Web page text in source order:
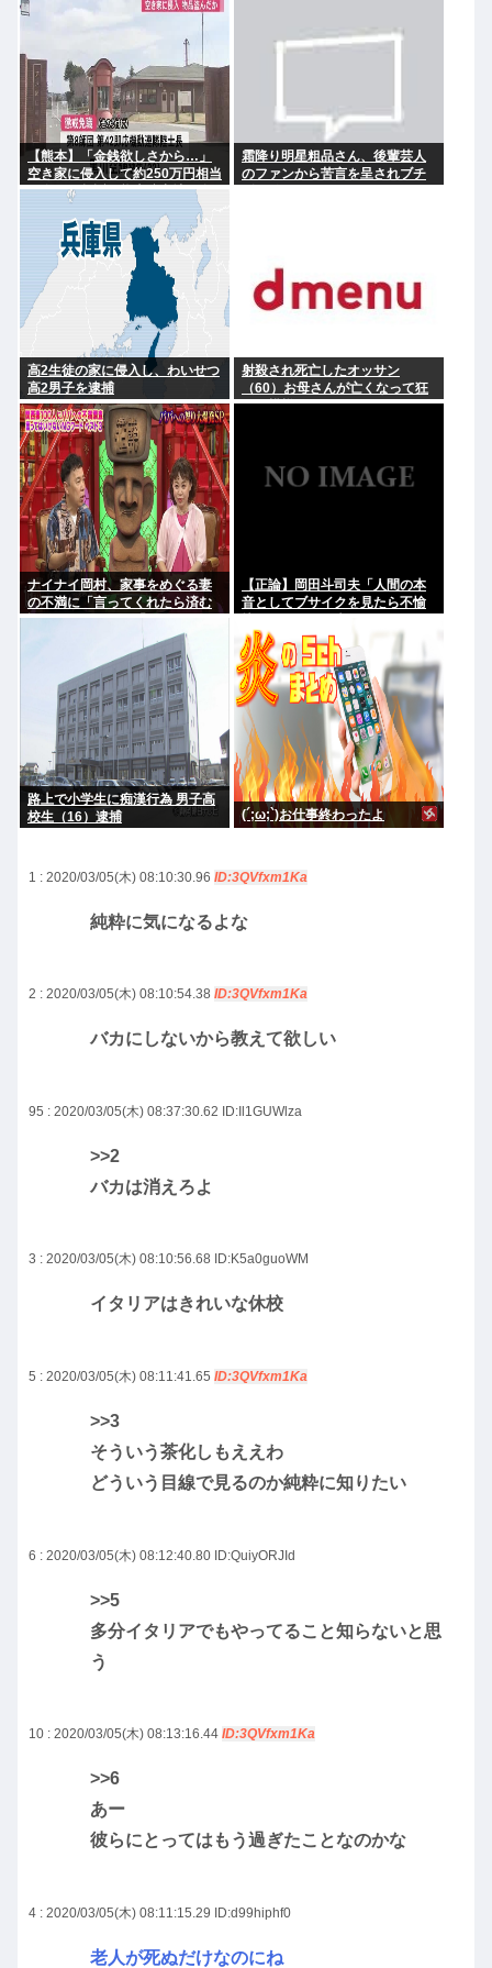
【熊本】「金銭欲しさから…」
空き家に侵入して約250万円相当
を盗んで起訴、熊本駐屯地の自
霜降り明星粗品さん、後輩芸人
のファンから苦言を呈されブチ
高2生徒の家に侵入し、わいせつ
高2男子を逮捕
射殺され死亡したオッサン
（60）お母さんが亡くなって狂
った模様
ナイナイ岡村、家事をめぐる妻
の不満に「言ってくれたら済む
話やん」になるみ「バイトやっ
たらクビやで」説教受け黙り込
【正論】岡田斗司夫「人間の本
音としてブサイクを見たら不愉
んだ」
路上で小学生に痴漢行為 男子高
校生（16）逮捕
(´;ω;`)お仕事終わったよ
1 : 2020/03/05(木) 08:10:30.96 ID:3QVfxm1Ka
純粋に気になるよな
2 : 2020/03/05(木) 08:10:54.38 ID:3QVfxm1Ka
バカにしないから教えて欲しい
95 : 2020/03/05(木) 08:37:30.62 ID:Il1GUWlza
>>2
バカは消えろよ
3 : 2020/03/05(木) 08:10:56.68 ID:K5a0guoWM
イタリアはきれいな休校
5 : 2020/03/05(木) 08:11:41.65 ID:3QVfxm1Ka
>>3
そういう茶化しもええわ
どういう目線で見るのか純粋に知りたい
6 : 2020/03/05(木) 08:12:40.80 ID:QuiyORJId
>>5
多分イタリアでもやってること知らないと思
う
10 : 2020/03/05(木) 08:13:16.44 ID:3QVfxm1Ka
>>6
あー
彼らにとってはもう過ぎたことなのかな
4 : 2020/03/05(木) 08:11:15.29 ID:d99hiphf0
老人が死ぬだけなのにね